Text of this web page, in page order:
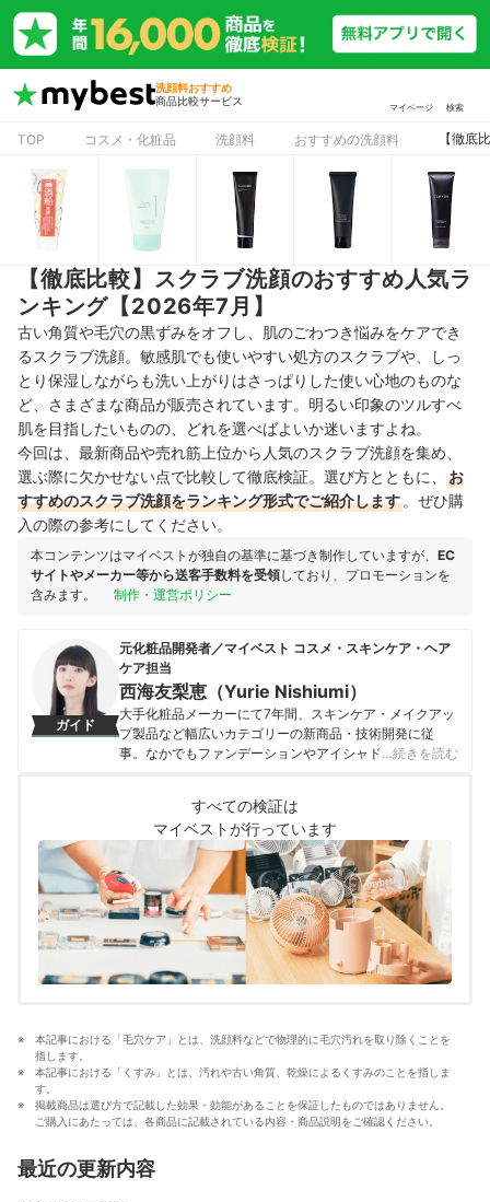
洗顔料おすすめ
商品比較サービス
マイページ 検索
TOP コスメ・化粧品 洗顔料 おすすめの洗顔料 【徹底
【徹底比較】スクラブ洗顔のおすすめ人気ラ
ンキング【2026年7月】
古い角質や毛穴の黒ずみをオフし、肌のごわつき悩みをケアでき
るスクラブ洗顔。敏感肌でも使いやすい処方のスクラブや、しっ
とり保湿しながらも洗い上がりはさっぱりした使い心地のものな
ど、さまざまな商品が販売されています。明るい印象のツルすべ
肌を目指したいものの、どれを選べばよいか迷いますよね。
今回は、最新商品や売れ筋上位から人気のスクラブ洗顔を集め、
選ぶ際に欠かせない点で比較して徹底検証。選び方とともに、
お
すすめのスクラブ洗顔をランキング形式でご紹介します 。ぜひ購
入の際の参考にしてください。
本コンテンツはマイベストが独自の基準に基づき制作していますが、 EC
サイトやメーカー等から送客手数料を受領しており、プロモーションを
含みます。
制作・運営ポリシー
ガイド
元化粧品開発者／マイベスト コスメ・スキンケア・ヘア
ケア担当
西海友梨恵（Yurie Nishiumi）
大手化粧品メーカーにて7年間、スキンケア・メイクアッ
プ製品など幅広いカテゴリーの新商品・技術開発に従
事。なかでもファンデーションやアイシャドウ、口紅な
1500点以上のコスメを比較検証。開発現場で培った知識
をもとに、成分や処方の背景をふまえながら、専門的な
内容もユーザーにわかりやすく伝えることを大切にしな
がらコンテンツを制作している。
西海友梨恵（Yurie Nishiumi）のプロフィール
…続きを読む
すべての検証は
マイベストが行っています
本記事における「毛穴ケア」とは、洗顔料などで物理的に毛穴汚れを取り除くことを
指します。
本記事における「くすみ」とは、汚れや古い角質、乾燥によるくすみのことを指しま
す。
掲載商品は選び方で記載した効果・効能があることを保証したものではありません。
ご購入にあたっては、各商品に記載されている内容・商品説明をご確認ください。
最近の更新内容